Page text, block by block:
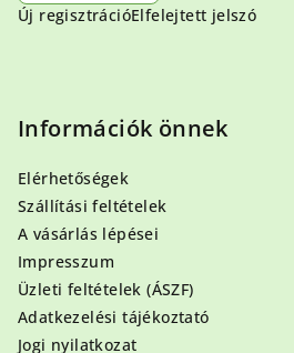
Új regisztrációElfelejtett jelszó
Információk önnek
Elérhetőségek
Szállítási feltételek
A vásárlás lépései
Impresszum
Üzleti feltételek (ÁSZF)
Adatkezelési tájékoztató
Jogi nyilatkozat